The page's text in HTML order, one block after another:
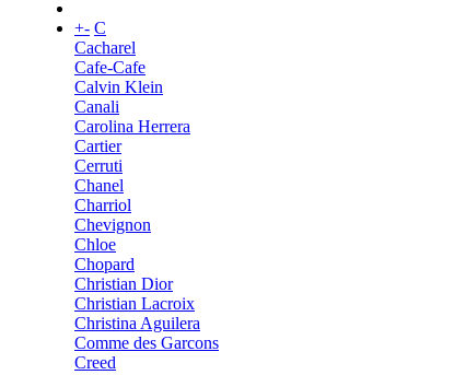
+- C
Cacharel
Cafe-Cafe
Calvin Klein
Canali
Carolina Herrera
Cartier
Cerruti
Chanel
Charriol
Chevignon
Chloe
Chopard
Christian Dior
Christian Lacroix
Christina Aguilera
Comme des Garcons
Creed